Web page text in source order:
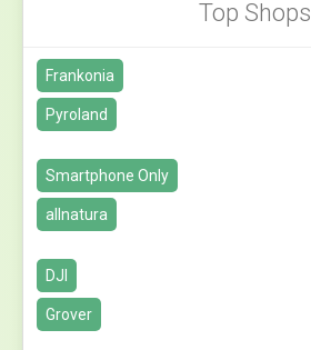
Top Shops
Frankonia
Pyroland
Smartphone Only
allnatura
DJI
Grover